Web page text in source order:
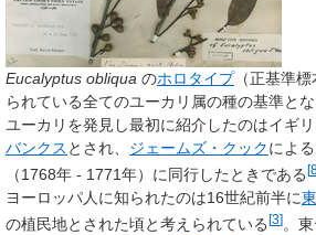
Eucalyptus obliqua のホロタイプ（正基準標
られている全てのユーカリ属の種の基準とな
ユーカリを発見し最初に紹介したのはイギ
バンクス とされ、 ジェームズ・クックによ
（1768年 - 1771年）に同行したときである [
ヨーロッパ人に知られたのは16世紀前半に
の植民地とされた頃と考えられている [3]。